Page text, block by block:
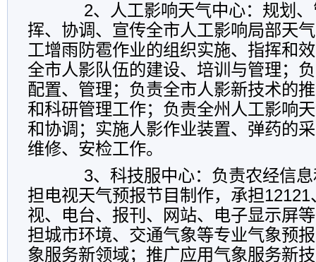
2、人工影响天气中心：规划、
挥、协调、宣传全市人工影响局部天
工增雨防雹作业的组织实施、指挥和
全市人影队伍的建设、培训与管理；
配置、管理；负责全市人影新技术的
和科研管理工作；负责全州人工影响
和协调；实施人影作业装置、弹药的
维修、安检工作。
3、科技服中心：负责农经信息
担电视天气预报节目制作，承担
视、电台、报刊、网站、电子显示屏
担城市环境、交通气象等专业气象预
象服务新领域；推广应用气象服务新